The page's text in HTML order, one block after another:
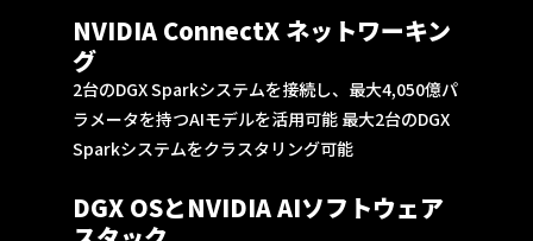
NVIDIA ConnectX ネットワーキン
グ
2台のDGX Sparkシステムを接続し、最大4,050億パ
ラメータを持つAIモデルを活用可能 最大2台のDGX
Sparkシステムをクラスタリング可能
DGX OSとNVIDIA AIソフトウェア